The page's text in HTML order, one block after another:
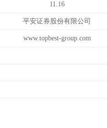
11.16
平安证券股份有限公司
www.topbest-group.com